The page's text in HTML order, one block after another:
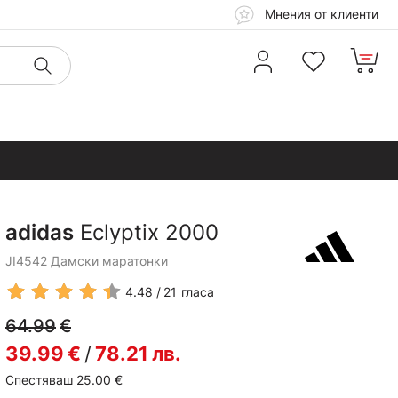
Мнения от клиенти
adidas Eclyptix 2000
JI4542 Дамски маратонки
4.48 21 гласа
64.99€
39.99€ /78.21 лв.
Спестяваш 25.00 €